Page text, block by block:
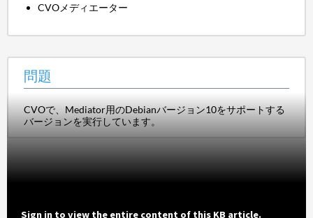
CVOメディエーター
問題
CVOで、Mediator用のDebianバージョン10をサポートする
バージョンを実行しています。
Sign in to view the entire content of this KB article.